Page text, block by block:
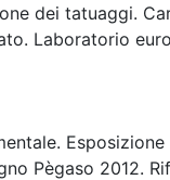
dei tatuaggi.
Laboratorio
Pègaso 2012.